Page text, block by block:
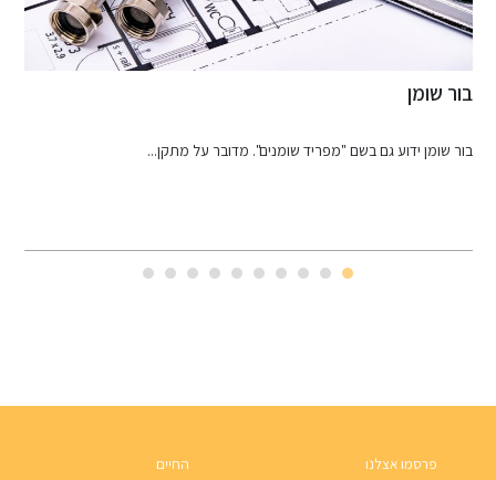
בור שומן
בור שומן ידוע גם בשם "מפריד שומנים". מדובר על מתקן...
פרסמו אצלנו
החיים